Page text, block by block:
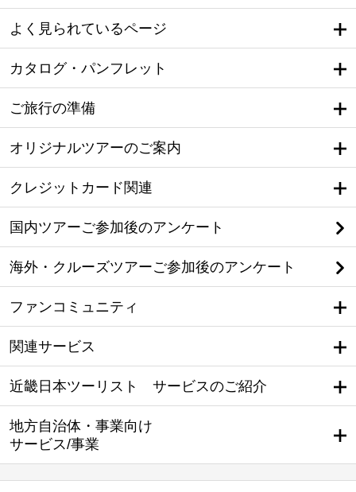
よく見られているページ
カタログ・パンフレット
ご旅行の準備
オリジナルツアーのご案内
クレジットカード関連
国内ツアーご参加後のアンケート
海外・クルーズツアーご参加後のアンケート
ファンコミュニティ
関連サービス
近畿日本ツーリスト サービスのご紹介
地方自治体・事業向け
サービス/事業